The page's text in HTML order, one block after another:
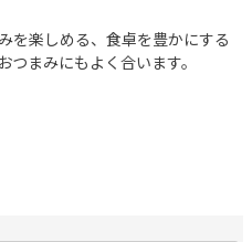
を楽しめる、食卓を豊かにする
まみにもよく合います。